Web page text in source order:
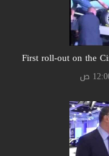
First roll-out on the